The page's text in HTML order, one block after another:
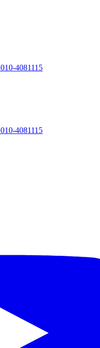
010-4081115
010-4081115